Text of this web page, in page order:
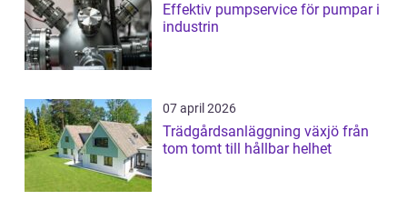
Effektiv pumpservice för pumpar i
industrin
07 april 2026
Trädgårdsanläggning växjö från
tom tomt till hållbar helhet